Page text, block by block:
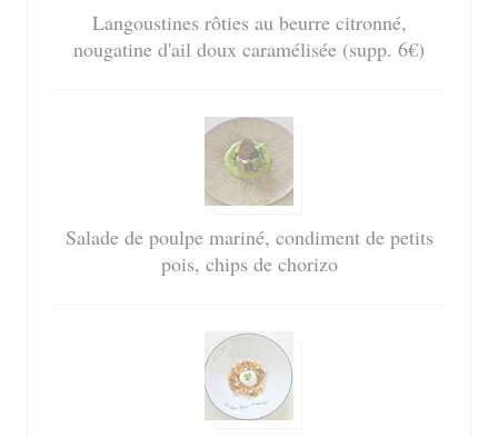
Langoustines rôties au beurre citronné,
nougatine d'ail doux caramélisée (supp. 6€)
Salade de poulpe mariné, condiment de petits
pois, chips de chorizo